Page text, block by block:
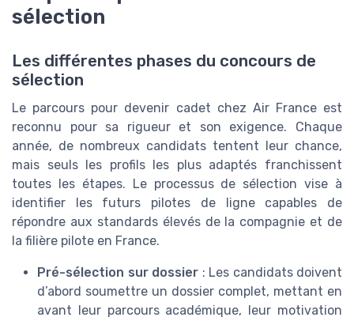
sélection
Les différentes phases du concours de
sélection
Le parcours pour devenir cadet chez Air France est
reconnu pour sa rigueur et son exigence. Chaque
année, de nombreux candidats tentent leur chance,
mais seuls les profils les plus adaptés franchissent
toutes les étapes. Le processus de sélection vise à
identifier les futurs pilotes de ligne capables de
répondre aux standards élevés de la compagnie et de
la filière pilote en France.
Pré-sélection sur dossier : Les candidats doivent
d’abord soumettre un dossier complet, mettant en
avant leur parcours académique, leur motivation